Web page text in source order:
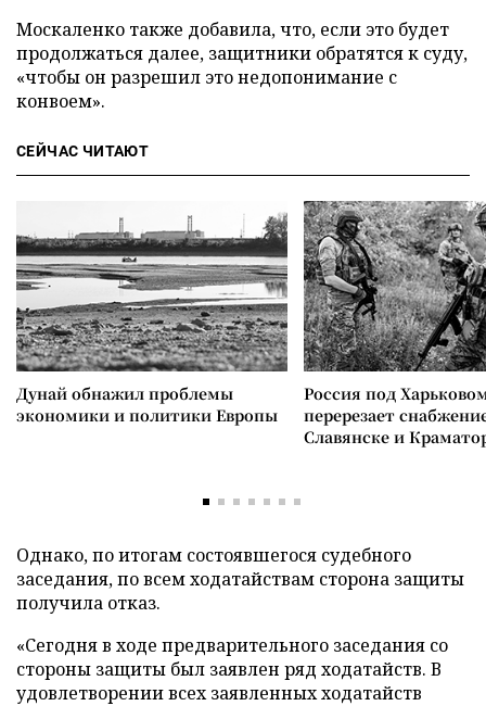
Москаленко также добавила, что, если это будет
продолжаться далее, защитники обратятся к суду,
«чтобы он разрешил это недопонимание с
конвоем».
СЕЙЧАС ЧИТАЮТ
Дунай обнажил проблемы
экономики и политики Европы
Россия под
перерезает
Славянске и
Однако, по итогам состоявшегося судебного
заседания, по всем ходатайствам сторона защиты
получила отказ.
«Сегодня в ходе предварительного заседания со
стороны защиты был заявлен ряд ходатайств. В
удовлетворении всех заявленных ходатайств